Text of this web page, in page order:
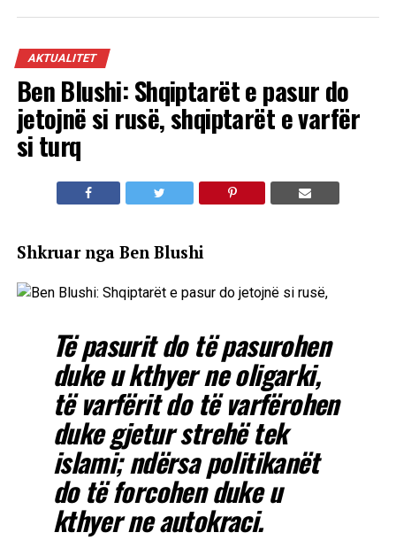
AKTUALITET
Ben Blushi: Shqiptarët e pasur do
jetojnë si rusë, shqiptarët e varfër
si turq
Shkruar nga Ben Blushi
Të pasurit do të pasurohen
duke u kthyer ne oligarki,
të varfërit do të varfërohen
duke gjetur strehë tek
islami; ndërsa politikanët
do të forcohen duke u
kthyer ne autokraci.